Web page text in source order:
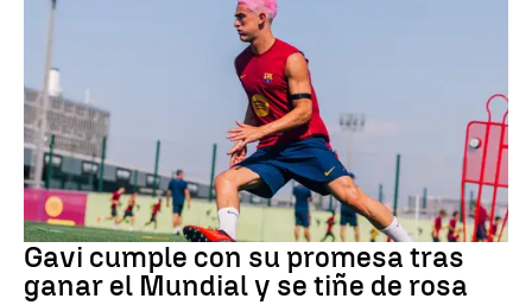
Fútbol
Gavi cumple con su promesa tras
ganar el Mundial y se tiñe de rosa